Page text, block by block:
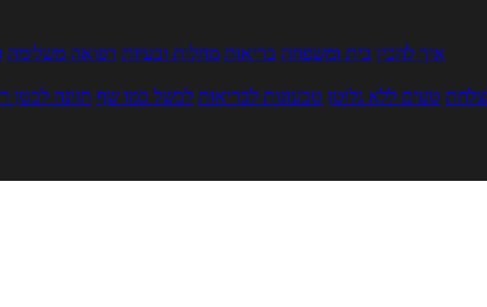
איך להכין בית ומשפחה בריאות מחלות ובעיות רפואה משלימה
טעים ללא גלוטן טבעונות לבריאות לבשל כמו שף תזונה לבטן